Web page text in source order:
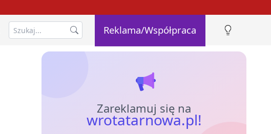
Reklama/Współpraca
Zareklamuj się na
wrotatarnowa.pl!